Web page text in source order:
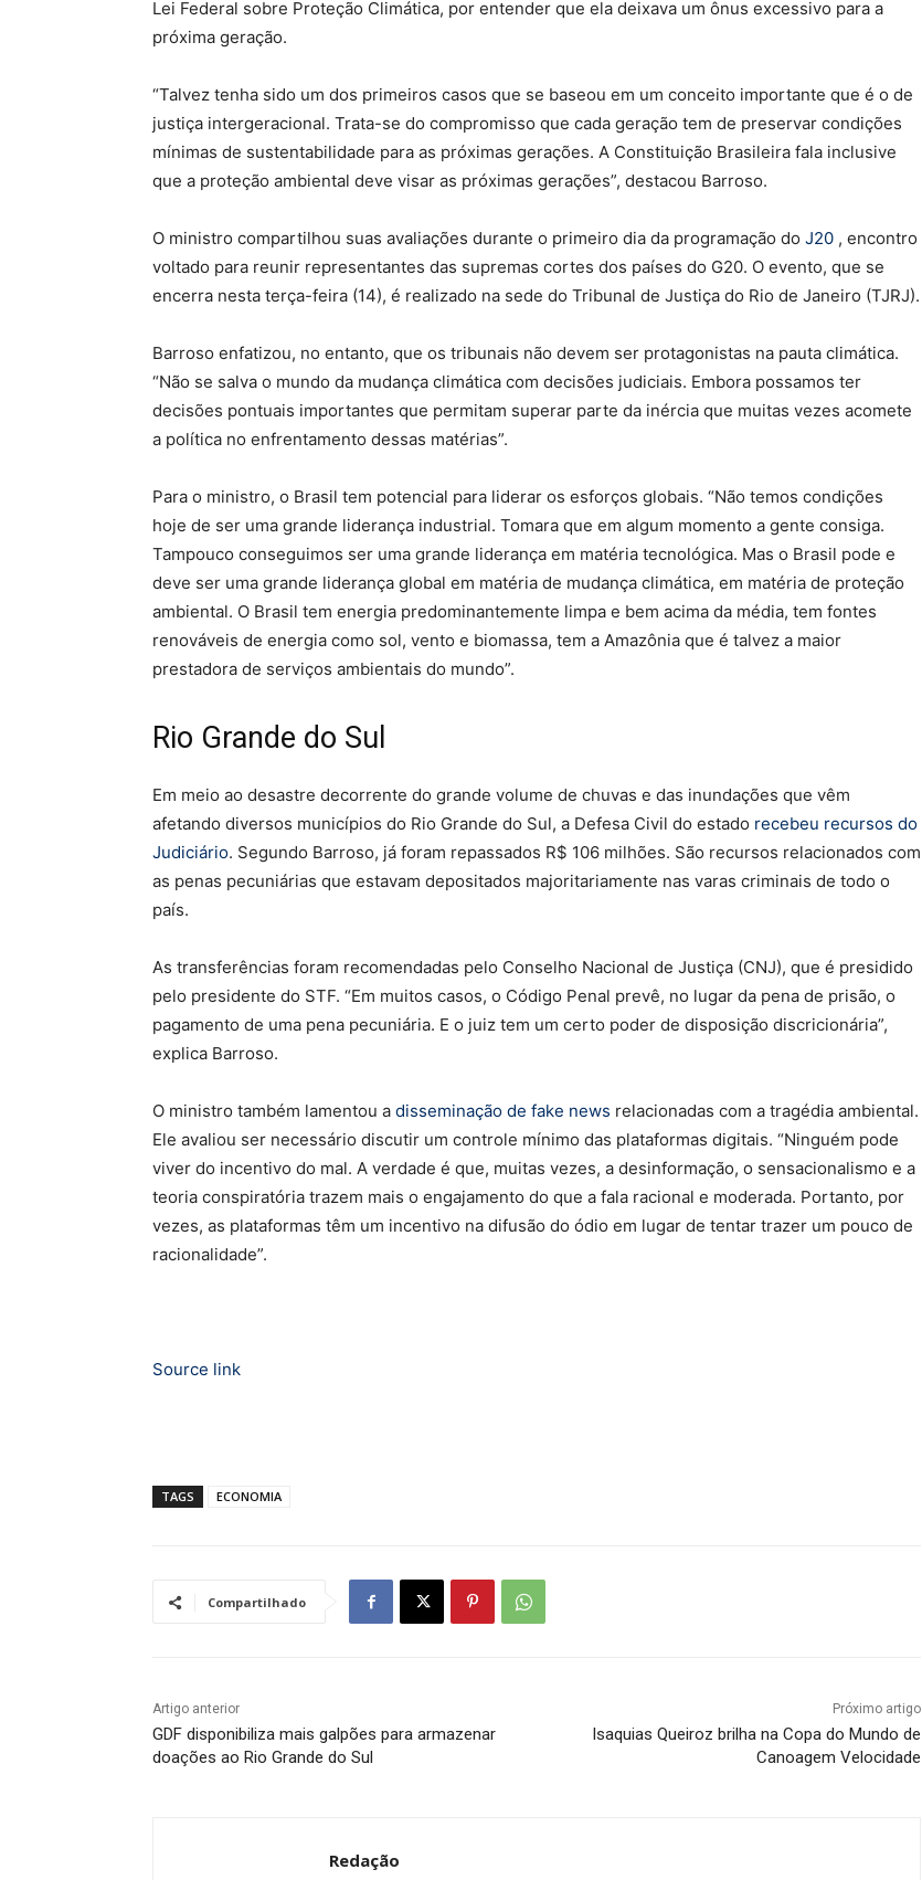
Lei Federal sobre Proteção Climática, por entender que ela deixava um ônus excessivo para a
próxima geração.
“Talvez tenha sido um dos primeiros casos que se baseou em um conceito importante que é o de
justiça intergeracional. Trata-se do compromisso que cada geração tem de preservar condições
mínimas de sustentabilidade para as próximas gerações. A Constituição Brasileira fala inclusive
que a proteção ambiental deve visar as próximas gerações”, destacou Barroso.
O ministro compartilhou suas avaliações durante o primeiro dia da programação do J20 , encontro
voltado para reunir representantes das supremas cortes dos países do G20. O evento, que se
encerra nesta terça-feira (14), é realizado na sede do Tribunal de Justiça do Rio de Janeiro (TJRJ).
Barroso enfatizou, no entanto, que os tribunais não devem ser protagonistas na pauta climática.
“Não se salva o mundo da mudança climática com decisões judiciais. Embora possamos ter
decisões pontuais importantes que permitam superar parte da inércia que muitas vezes acomete
a política no enfrentamento dessas matérias”.
Para o ministro, o Brasil tem potencial para liderar os esforços globais. “Não temos condições
hoje de ser uma grande liderança industrial. Tomara que em algum momento a gente consiga.
Tampouco conseguimos ser uma grande liderança em matéria tecnológica. Mas o Brasil pode e
deve ser uma grande liderança global em matéria de mudança climática, em matéria de proteção
ambiental. O Brasil tem energia predominantemente limpa e bem acima da média, tem fontes
renováveis de energia como sol, vento e biomassa, tem a Amazônia que é talvez a maior
prestadora de serviços ambientais do mundo”.
Rio Grande do Sul
Em meio ao desastre decorrente do grande volume de chuvas e das inundações que vêm
afetando diversos municípios do Rio Grande do Sul, a Defesa Civil do estado recebeu recursos do
Judiciário. Segundo Barroso, já foram repassados R$ 106 milhões. São recursos relacionados com
as penas pecuniárias que estavam depositados majoritariamente nas varas criminais de todo o
país.
As transferências foram recomendadas pelo Conselho Nacional de Justiça (CNJ), que é presidido
pelo presidente do STF. “Em muitos casos, o Código Penal prevê, no lugar da pena de prisão, o
pagamento de uma pena pecuniária. E o juiz tem um certo poder de disposição discricionária”,
explica Barroso.
O ministro também lamentou a disseminação de fake news relacionadas com a tragédia ambiental.
Ele avaliou ser necessário discutir um controle mínimo das plataformas digitais. “Ninguém pode
viver do incentivo do mal. A verdade é que, muitas vezes, a desinformação, o sensacionalismo e a
teoria conspiratória trazem mais o engajamento do que a fala racional e moderada. Portanto, por
vezes, as plataformas têm um incentivo na difusão do ódio em lugar de tentar trazer um pouco de
racionalidade”.
Source link
TAGS ECONOMIA
Compartilhado
Artigo anterior
GDF disponibiliza mais galpões para armazenar
doações ao Rio Grande do Sul
Próximo artigo
Isaquias Queiroz brilha na Copa do Mundo de
Canoagem Velocidade
Redação